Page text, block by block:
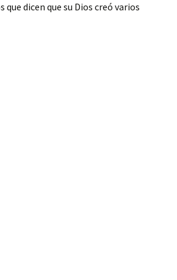
dicen que su Dios creó varios
FÍSICA